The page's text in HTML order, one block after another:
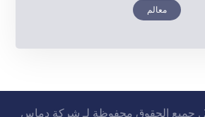
معالم
© حقوق النشر 2026 . جميع الحقوق محفوظة لـ شركة دماس